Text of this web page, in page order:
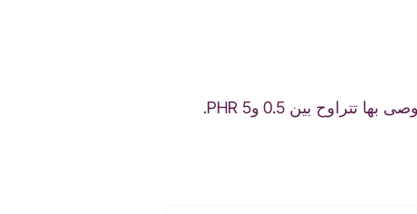
Sinepoxy AA-160 هو مُسرِّع كامن يُخفِّض درجة حرارة المعالجة ويُقصِّر زمن التفاعل. الجرعة المُوصى بها تتراوح بين 0.5 و5 PHR.